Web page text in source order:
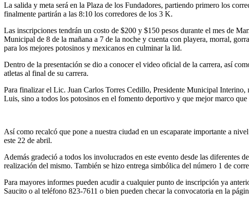
La salida y meta será en la Plaza de los Fundadores, partiendo primero los
finalmente partirán a las 8:10 los corredores de los 3 K.
Las inscripciones tendrán un costo de $200 y $150 pesos durante el mes de
Municipal de 8 de la mañana a 7 de la noche y cuenta con playera, morral,
para los mejores potosinos y mexicanos en culminar la lid.
Dentro de la presentación se dio a conocer el video oficial de la carrera, así
atletas al final de su carrera.
Para finalizar el Lic. Juan Carlos Torres Cedillo, Presidente Municipal Interino,
Luis, sino a todos los potosinos en el fomento deportivo y que mejor marco
Así como recalcó que pone a nuestra ciudad en un escaparate importante a
este 22 de abril.
Además gradeció a todos los involucrados en este evento desde las diferentes
realización del mismo. También se hizo entrega simbólica del número 1 de
Para mayores informes pueden acudir a cualquier punto de inscripción ya
Saucito o al teléfono 823-7611 o bien pueden checar la convocatoria en la